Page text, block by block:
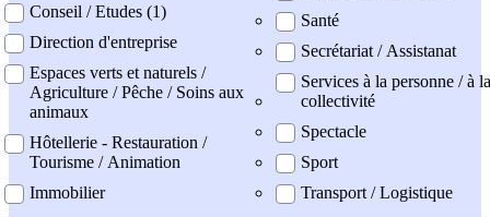
Conseil / Etudes (1)
Direction d'entreprise
Espaces verts et naturels /
Agriculture / Pêche / Soins aux
animaux
Hôtellerie - Restauration /
Tourisme / Animation
Immobilier
Santé
Secrétariat / Assistanat
Services à la personne / à la
collectivité
Spectacle
Sport
Transport / Logistique